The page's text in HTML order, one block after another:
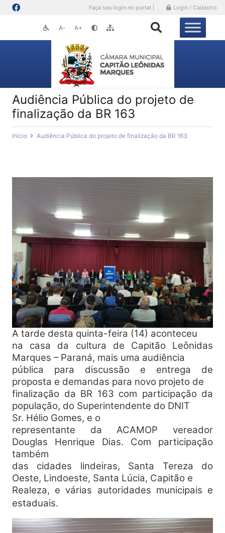
Faça seu login no portal | Login / Cadastro
A- A+
Audiência Pública do projeto de
finalização da BR 163
Início Audiência Pública do projeto de finalização da BR 163
A tarde desta quinta-feira (14) aconteceu
na casa da cultura de Capitão Leônidas
Marques – Paraná, mais uma audiência
pública para discussão e entrega de
proposta e demandas para novo projeto de
finalização da BR 163 com participação da
população, do Superintendente do DNIT
Sr. Hélio Gomes, e o
representante da ACAMOP vereador
Douglas Henrique Dias. Com participação
também
das cidades lindeiras, Santa Tereza do
Oeste, Lindoeste, Santa Lúcia, Capitão e
Realeza, e várias autoridades municipais e
estaduais.